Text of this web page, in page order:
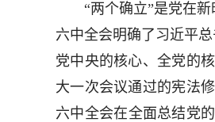
“两个确立”是党在新
六中全会明确了习近平
党中央的核心、全党的
大一次会议通过的宪法
六中全会在全面总结党